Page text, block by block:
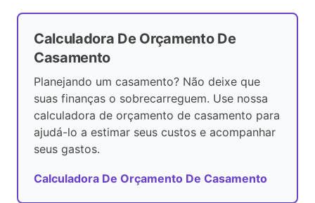
Calculadora De Orçamento De
Casamento
Planejando um casamento? Não deixe que
suas finanças o sobrecarreguem. Use nossa
calculadora de orçamento de casamento para
ajudá-lo a estimar seus custos e acompanhar
seus gastos.
Calculadora De Orçamento De Casamento